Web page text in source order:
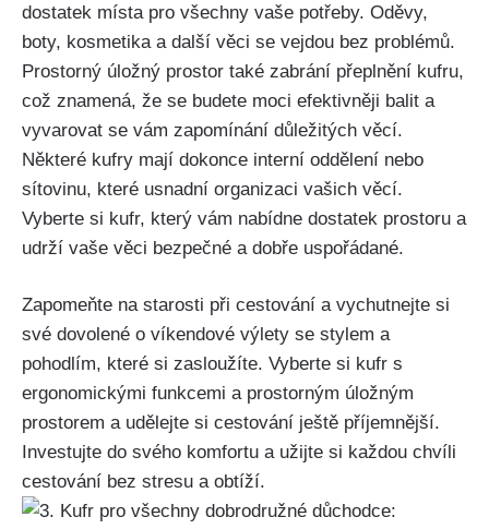
dostatek ⁢místa pro všechny vaše potřeby. Oděvy,
boty,⁤ kosmetika a další ‍věci se vejdou bez problémů.
Prostorný úložný prostor také zabrání​ přeplnění kufru,
což znamená, že se budete moci efektivněji balit a
vyvarovat se ‌vám zapomínání ‌důležitých věcí.
Některé kufry mají dokonce interní oddělení nebo
sítovinu, které usnadní organizaci vašich ⁤věcí.
Vyberte si kufr, ⁤který ​vám nabídne dostatek prostoru a
udrží⁤ vaše věci bezpečné a dobře uspořádané.
Zapomeňte na starosti při cestování a vychutnejte si
své dovolené o víkendové výlety se stylem a
pohodlím, ⁢které si⁢ zasloužíte. Vyberte si kufr s
ergonomickými funkcemi a prostorným⁤ úložným
prostorem a udělejte si cestování ještě příjemnější.
Investujte do svého komfortu a užijte ‍si každou chvíli
cestování bez stresu a obtíží.